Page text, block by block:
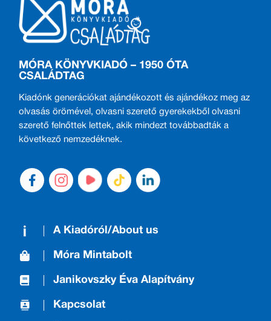
MÓRA KÖNYVKIADÓ – 1950 ÓTA
CSALÁDTAG
Kiadónk generációkat ajándékozott és ajándékoz meg az
olvasás örömével, olvasni szerető gyerekekből olvasni
szerető felnőttek lettek, akik mindezt továbbadták a
következő nemzedéknek.
A Kiadóról/About us
Móra Mintabolt
Janikovszky Éva Alapítvány
Kapcsolat